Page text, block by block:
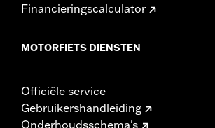
Financieringscalculator
MOTORFIETS DIENSTEN
Officiële service
Gebruikershandleiding
Onderhoudsschema's